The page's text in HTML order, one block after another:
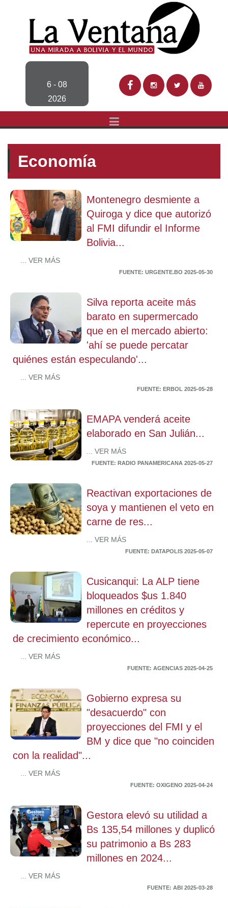
6 - 08
2026
Economía
Montenegro desmiente a
Quiroga y dice que autorizó
al FMI difundir el Informe
Bolivia...
... VER MÁS
FUENTE: URGENTE.BO 2025-05-30
Silva reporta aceite más
barato en supermercado
que en el mercado abierto:
'ahí se puede percatar
quiénes están especulando'...
... VER MÁS
FUENTE: ERBOL 2025-05-28
EMAPA venderá aceite
elaborado en San Julián...
... VER MÁS
FUENTE: RADIO PANAMERICANA 2025-05-27
Reactivan exportaciones de
soya y mantienen el veto en
carne de res...
... VER MÁS
FUENTE: DATAPOLIS 2025-05-07
Cusicanqui: La ALP tiene
bloqueados $us 1.840
millones en créditos y
repercute en proyecciones
de crecimiento económico...
... VER MÁS
FUENTE: AGENCIAS 2025-04-25
Gobierno expresa su
"desacuerdo" con
proyecciones del FMI y el
BM y dice que "no coinciden
con la realidad"...
... VER MÁS
FUENTE: OXIGENO 2025-04-24
Gestora elevó su utilidad a
Bs 135,54 millones y duplicó
su patrimonio a Bs 283
millones en 2024...
... VER MÁS
FUENTE: ABI 2025-03-28